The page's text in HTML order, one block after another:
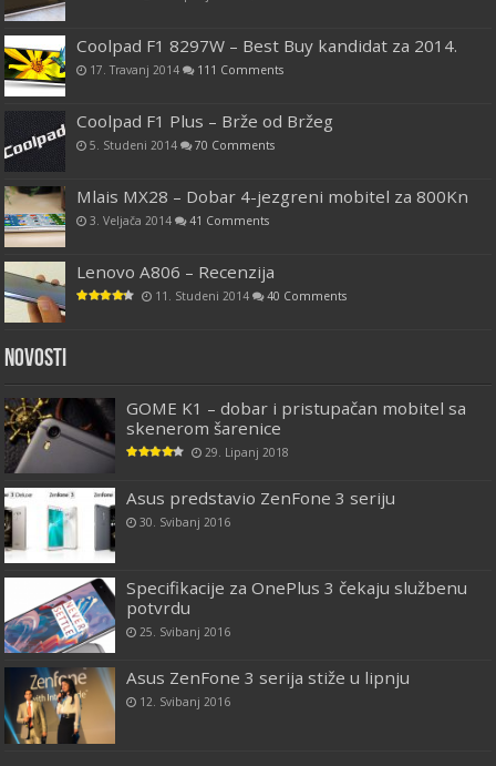
Coolpad F1 8297W – Best Buy kandidat za 2014.
17. Travanj 2014 111 Comments
Coolpad F1 Plus – Brže od Bržeg
5. Studeni 2014 70 Comments
Mlais MX28 – Dobar 4-jezgreni mobitel za 800Kn
3. Veljača 2014 41 Comments
Lenovo A806 – Recenzija
11. Studeni 2014 40 Comments
Novosti
GOME K1 – dobar i pristupačan mobitel sa
skenerom šarenice
29. Lipanj 2018
Asus predstavio ZenFone 3 seriju
30. Svibanj 2016
Specifikacije za OnePlus 3 čekaju službenu
potvrdu
25. Svibanj 2016
Asus ZenFone 3 serija stiže u lipnju
12. Svibanj 2016